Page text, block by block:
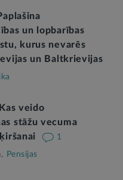
un lopbarības
kurus nevarēs
un Baltkrievijas
Kas veido
stāžu vecuma
1
Pensijas